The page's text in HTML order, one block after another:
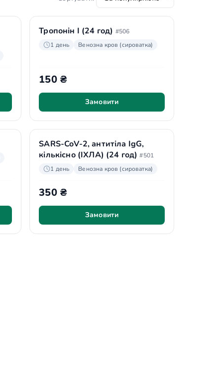
Тропонін І (24 год) #506
1 день
Венозна кров (сироватка)
150 ₴
Замовити
SARS-CoV-2, антитіла IgG,
кількісно (ІХЛА) (24 год)#501
1 день
Венозна кров (сироватка)
350 ₴
Замовити